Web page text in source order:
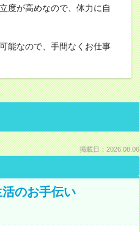
度が高めなので、体力に自
能なので、手間なくお仕事
掲載日：2026.08.06
のお手伝い